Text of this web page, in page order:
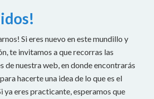
Si eres nuevo en este mundillo y
te invitamos a que recorras las
de nuestra web, en donde encontrarás
hacerte una idea de lo que es el
ya eres practicante, esperamos que